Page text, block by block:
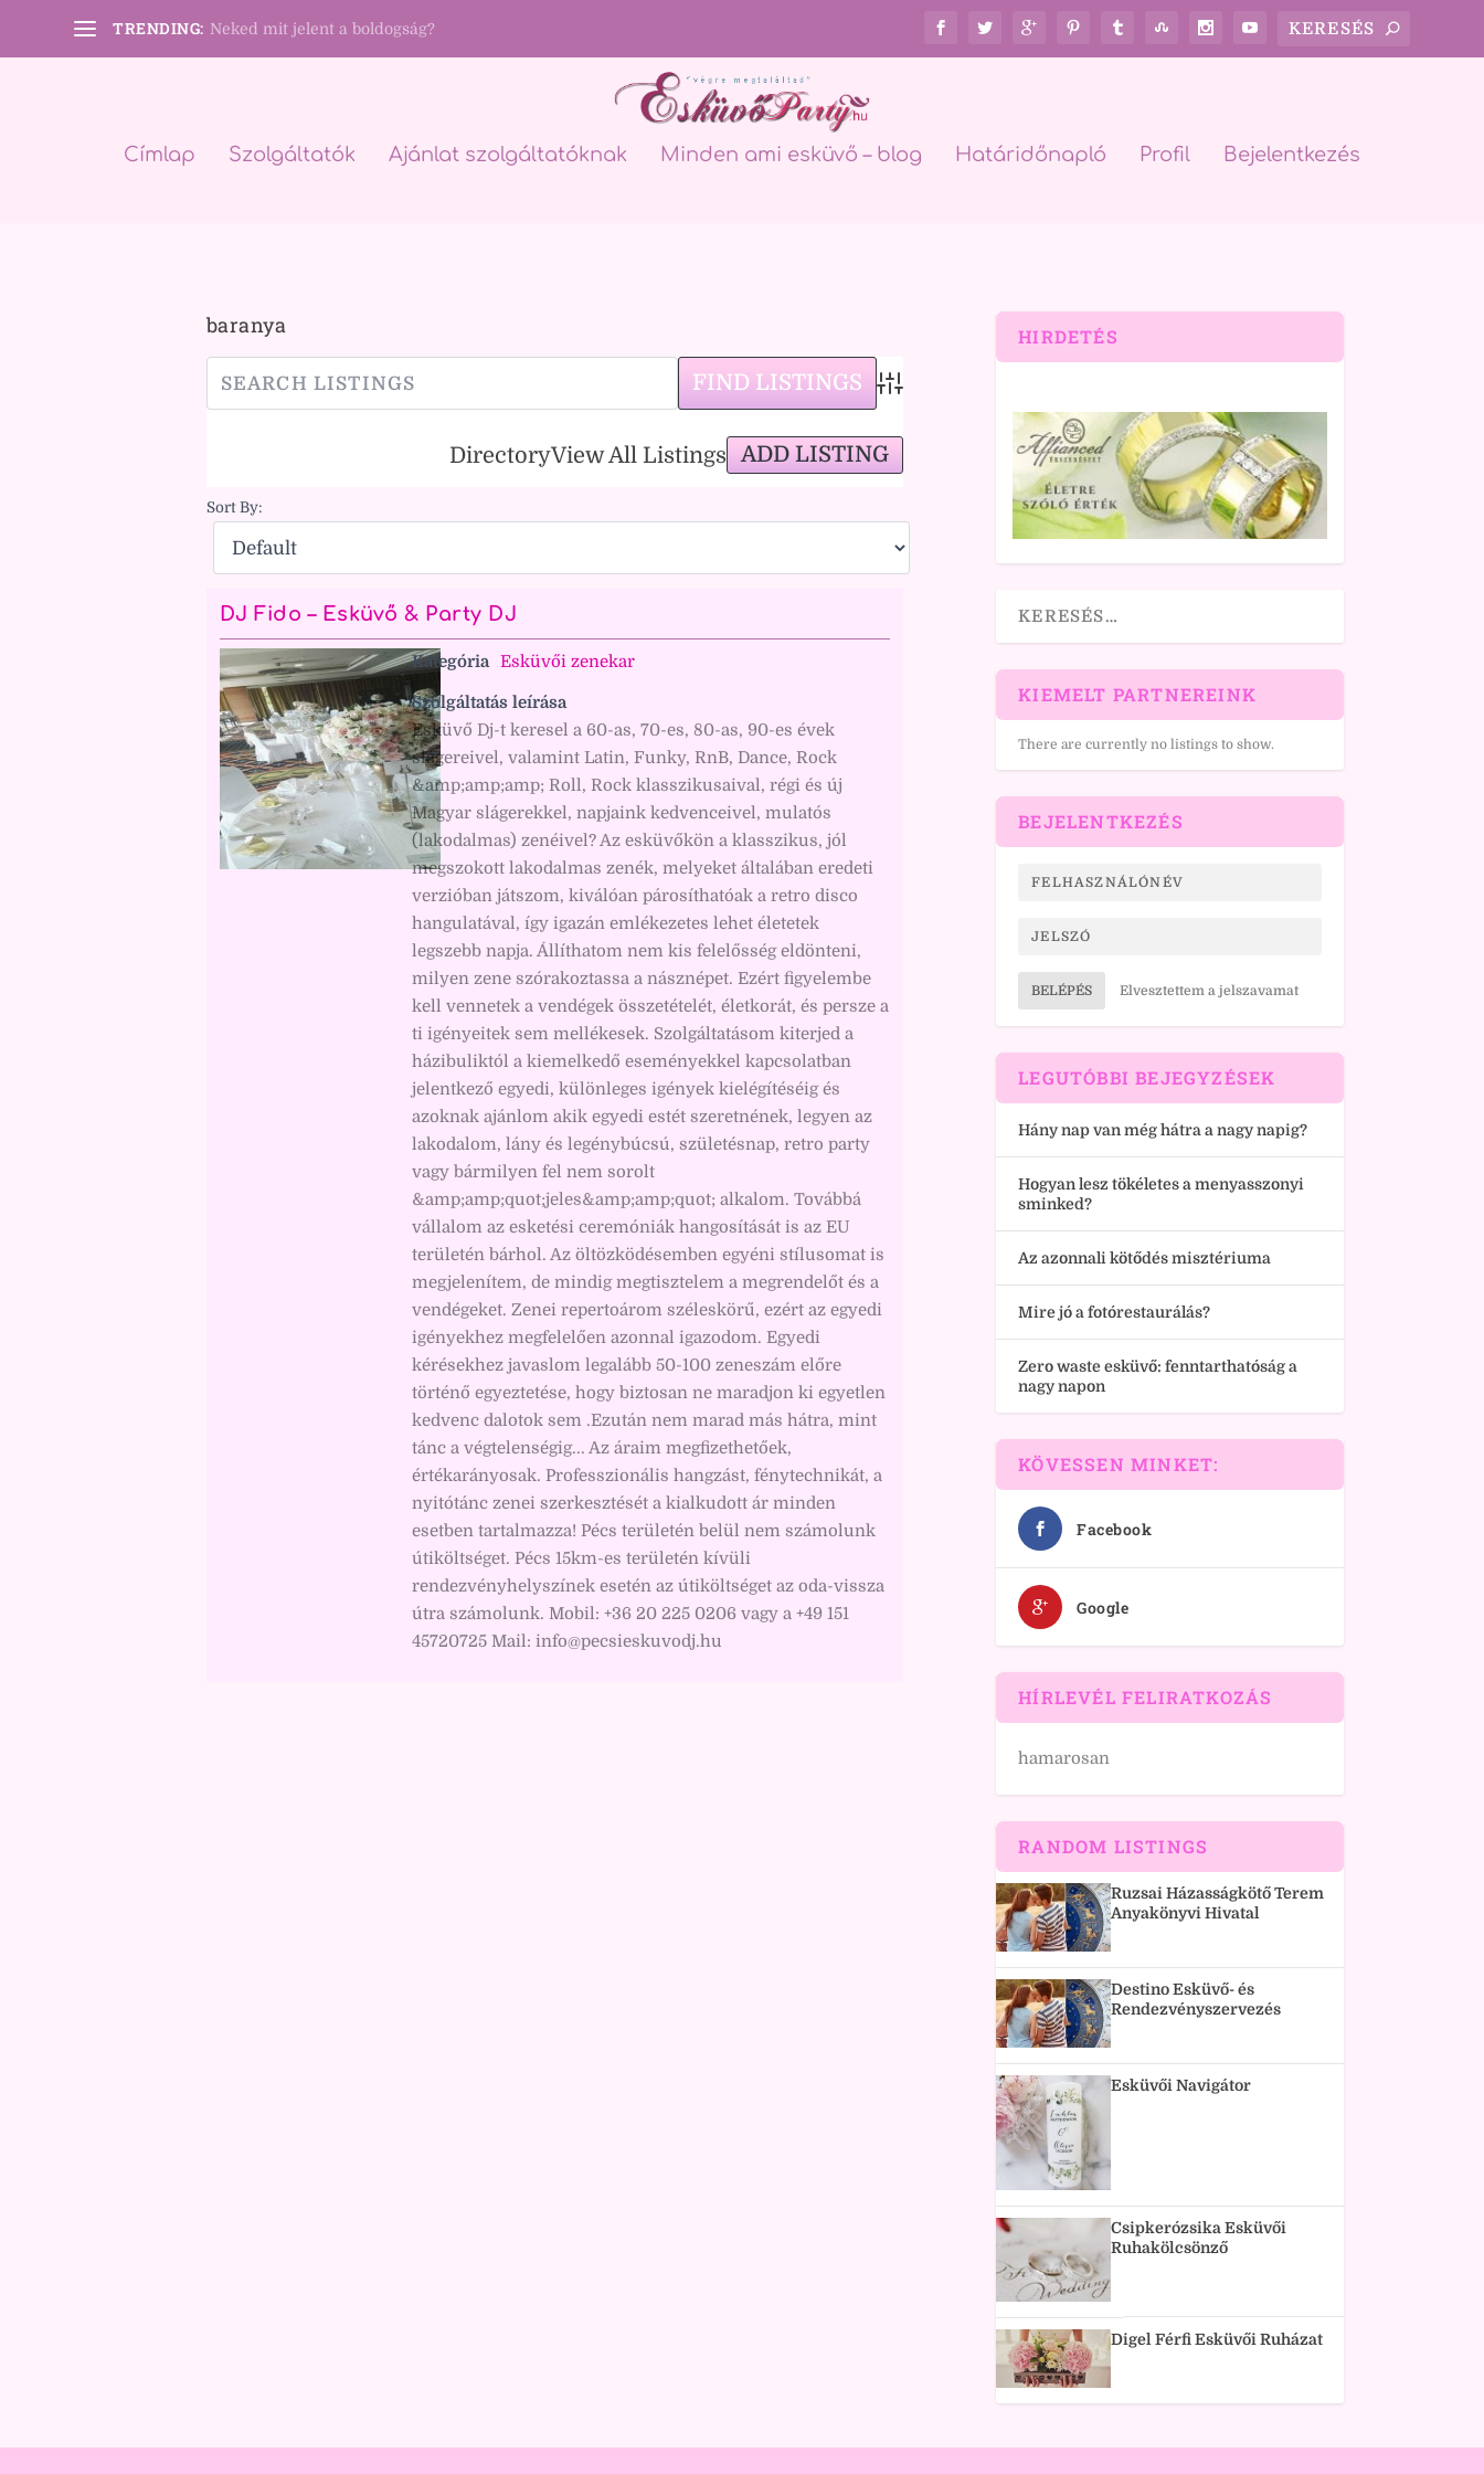
TRENDING: Neked mit jelent a boldogság?
Címlap Szolgáltatók Ajánlat szolgáltatóknak Minden ami esküvő – blog Határidőnapló Profil Bejelentkezés
baranya
Advanced Search
DirectoryView All Listings ADD LISTING
Sort By:
DJ Fido – Esküvő & Party DJ
Kategória Esküvői zenekar
Szolgáltatás leírása
Esküvő Dj-t keresel a 60-as, 70-es, 80-as, 90-es évek
slágereivel, valamint Latin, Funky, RnB, Dance, Rock
&amp;amp;amp; Roll, Rock klasszikusaival, régi és új
Magyar slágerekkel, napjaink kedvenceivel, mulatós
(lakodalmas) zenéivel? Az esküvőkön a klasszikus, jól
megszokott lakodalmas zenék, melyeket általában eredeti
verzióban játszom, kiválóan párosíthatóak a retro disco
hangulatával, így igazán emlékezetes lehet életetek
legszebb napja. Állíthatom nem kis felelősség eldönteni,
milyen zene szórakoztassa a násznépet. Ezért figyelembe
kell vennetek a vendégek összetételét, életkorát, és persze a
ti igényeitek sem mellékesek. Szolgáltatásom kiterjed a
házibuliktól a kiemelkedő eseményekkel kapcsolatban
jelentkező egyedi, különleges igények kielégítéséig és
azoknak ajánlom akik egyedi estét szeretnének, legyen az
lakodalom, lány és legénybúcsú, születésnap, retro party
vagy bármilyen fel nem sorolt
&amp;amp;quot;jeles&amp;amp;quot; alkalom. Továbbá
vállalom az esketési ceremóniák hangosítását is az EU
területén bárhol. Az öltözködésemben egyéni stílusomat is
megjelenítem, de mindig megtisztelem a megrendelőt és a
vendégeket. Zenei repertoárom széleskörű, ezért az egyedi
igényekhez megfelelően azonnal igazodom. Egyedi
kérésekhez javaslom legalább 50-100 zeneszám előre
történő egyeztetése, hogy biztosan ne maradjon ki egyetlen
kedvenc dalotok sem .Ezután nem marad más hátra, mint
tánc a végtelenségig... Az áraim megfizethetőek,
értékarányosak. Professzionális hangzást, fénytechnikát, a
nyitótánc zenei szerkesztését a kialkudott ár minden
esetben tartalmazza! Pécs területén belül nem számolunk
útiköltséget. Pécs 15km-es területén kívüli
rendezvényhelyszínek esetén az útiköltséget az oda-vissza
útra számolunk. Mobil: +36 20 225 0206 vagy a +49 151
45720725 Mail: info@pecsieskuvodj.hu
HIRDETÉS
KIEMELT PARTNEREINK
There are currently no listings to show.
BEJELENTKEZÉS
BELÉPÉS Elvesztettem a jelszavamat
LEGUTÓBBI BEJEGYZÉSEK
Hány nap van még hátra a nagy napig?
Hogyan lesz tökéletes a menyasszonyi
sminked?
Az azonnali kötődés misztériuma
Mire jó a fotórestaurálás?
Zero waste esküvő: fenntarthatóság a
nagy napon
KÖVESSEN MINKET:
Facebook
Google
HÍRLEVÉL FELIRATKOZÁS
hamarosan
RANDOM LISTINGS
Ruzsai Házasságkötő Terem
Anyakönyvi Hivatal
Destino Esküvő- és
Rendezvényszervezés
Esküvői Navigátor
Csipkerózsika Esküvői
Ruhakölcsönző
Digel Férfi Esküvői Ruházat